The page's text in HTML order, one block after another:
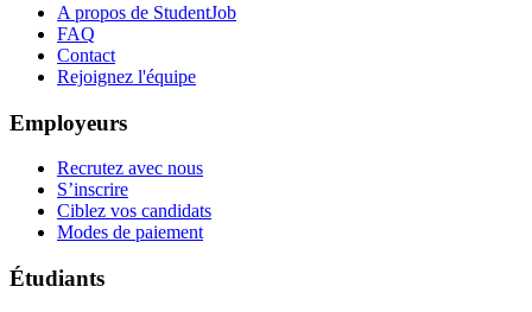
A propos de StudentJob
FAQ
Contact
Rejoignez l'équipe
Employeurs
Recrutez avec nous
S’inscrire
Ciblez vos candidats
Modes de paiement
Étudiants